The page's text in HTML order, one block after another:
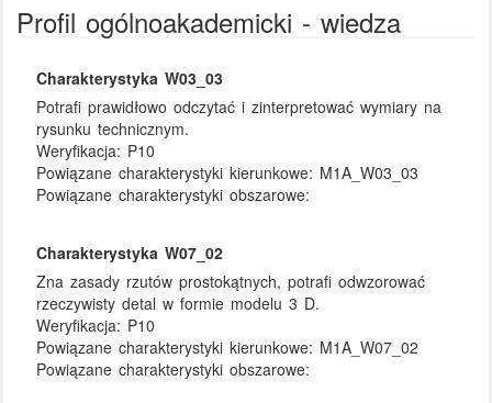
Profil ogólnoakademicki - wiedza
Charakterystyka W03_03
Potrafi prawidłowo odczytać i zinterpretować wymiary na
rysunku technicznym.
Weryfikacja: P10
Powiązane charakterystyki kierunkowe: M1A_W03_03
Powiązane charakterystyki obszarowe:
Charakterystyka W07_02
Zna zasady rzutów prostokątnych, potrafi odwzorować
rzeczywisty detal w formie modelu 3 D.
Weryfikacja: P10
Powiązane charakterystyki kierunkowe: M1A_W07_02
Powiązane charakterystyki obszarowe: